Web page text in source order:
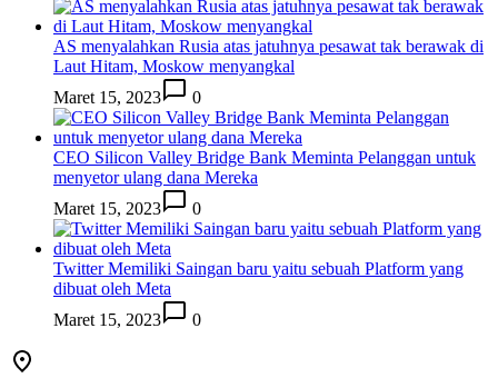
AS menyalahkan Rusia atas jatuhnya pesawat tak berawak di
Laut Hitam, Moskow menyangkal
Maret 15, 2023
0
CEO Silicon Valley Bridge Bank Meminta Pelanggan untuk
menyetor ulang dana Mereka
Maret 15, 2023
0
Twitter Memiliki Saingan baru yaitu sebuah Platform yang
dibuat oleh Meta
Maret 15, 2023
0